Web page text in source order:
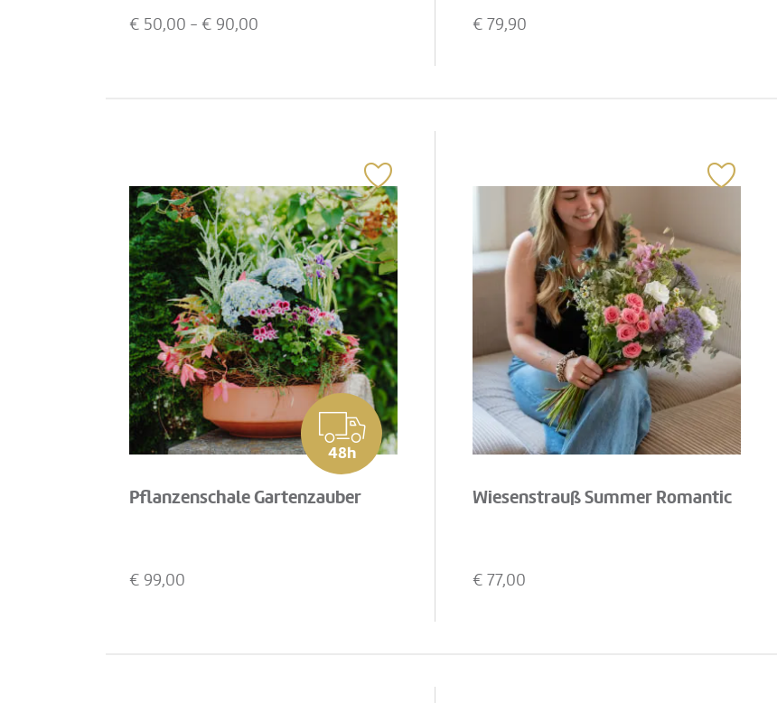
€ 50,00 - € 90,00 € 79,90
48h
Pflanzenschale Gartenzauber
€ 99,00
Wiesenstrauß Summer Romantic
€ 77,00